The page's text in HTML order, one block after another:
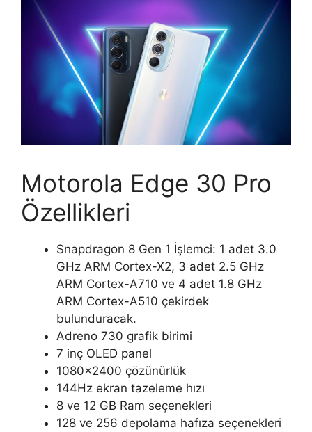
Motorola Edge 30 Pro
Özellikleri
Snapdragon 8 Gen 1 İşlemci: 1 adet 3.0
GHz ARM Cortex-X2, 3 adet 2.5 GHz
ARM Cortex-A710 ve 4 adet 1.8 GHz
ARM Cortex-A510 çekirdek
bulunduracak.
Adreno 730 grafik birimi
7 inç OLED panel
1080×2400 çözünürlük
144Hz ekran tazeleme hızı
8 ve 12 GB Ram seçenekleri
128 ve 256 depolama hafıza seçenekleri